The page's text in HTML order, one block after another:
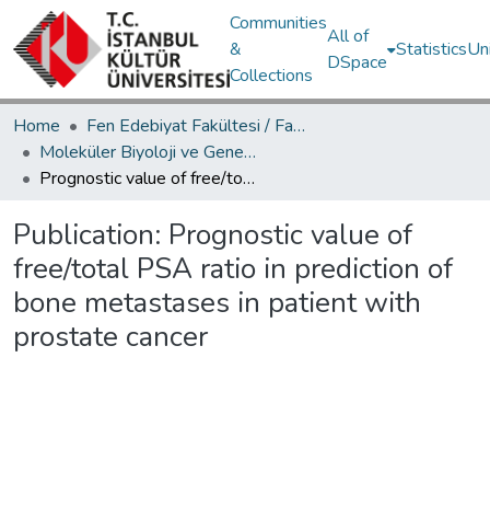
Communities
&
Collections
All of
DSpace
Statistics
Home
Fen Edebiyat Fakültesi / Faculty of Letters and Sciences
Moleküler Biyoloji ve Genetik Bölümü / Department of Molecular Biology and Genetics
Prognostic value of free/total PSA ratio in prediction of bone metastases in patient with prostate cancer
Publication: Prognostic value of
free/total PSA ratio in prediction of
bone metastases in patient with
prostate cancer